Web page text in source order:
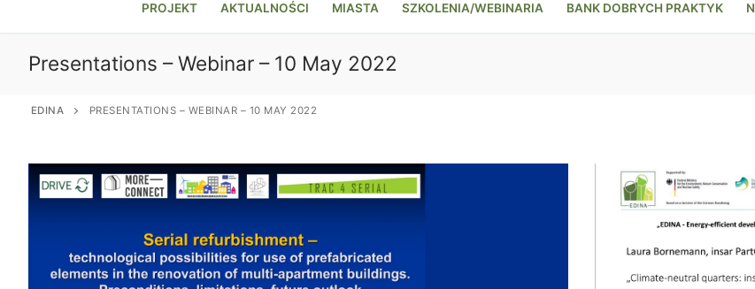
PROJEKT AKTUALNOŚCI MIASTA SZKOLENIA/WEBINARIA BANK DOBRYCH PRAKTYK
Presentations – Webinar – 10 May 2022
EDINA PRESENTATIONS – WEBINAR – 10 MAY 2022